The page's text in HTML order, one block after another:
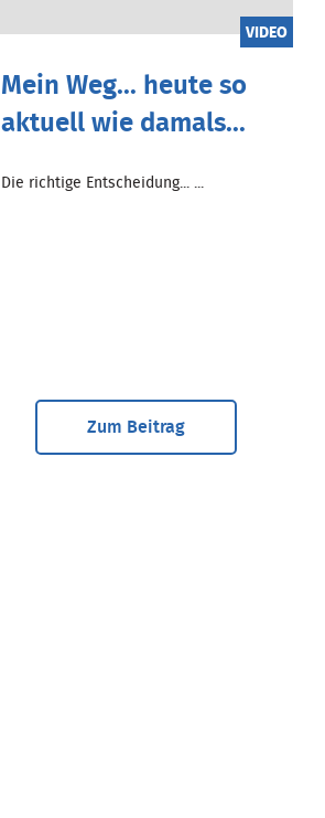
VIDEO
Mein Weg... heute so
aktuell wie damals...
Die richtige Entscheidung... ...
Zum Beitrag